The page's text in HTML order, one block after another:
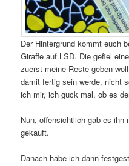
Der Hintergrund kommt euch
Giraffe auf LSD. Die gefiel
zuerst meine Reste geben
damit fertig sein werde, nicht
ich mir, ich guck mal, ob es
Nun, offensichtlich gab es ihn
gekauft.
Danach habe ich dann